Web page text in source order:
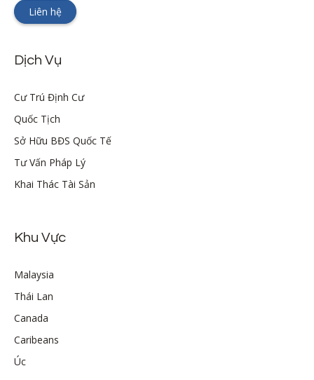
Liên hệ
Dịch Vụ
Cư Trú Định Cư
Quốc Tịch
Sở Hữu BĐS Quốc Tế
Tư Vấn Pháp Lý
Khai Thác Tài Sản
Khu Vực
Malaysia
Thái Lan
Canada
Caribeans
Úc